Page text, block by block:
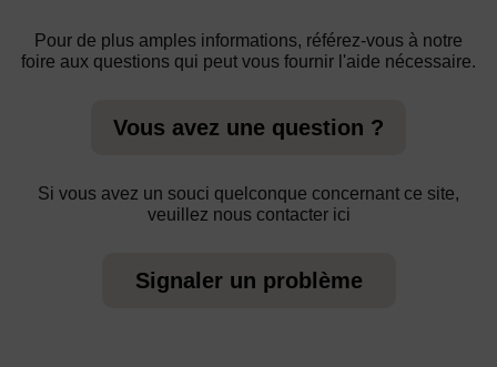
Pour de plus amples informations, référez-vous à notre
foire aux questions qui peut vous fournir l'aide nécessaire.
Vous avez une question ?
Si vous avez un souci quelconque concernant ce site,
veuillez nous contacter ici
Signaler un problème